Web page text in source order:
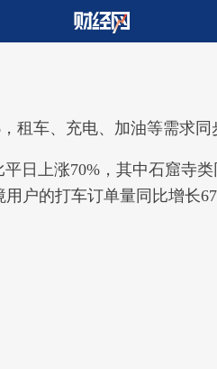
租车、充电、加油等需求同
日上涨70%，其中石窟寺
户的打车订单量同比增长